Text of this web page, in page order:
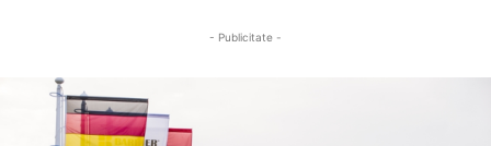
- Publicitate -